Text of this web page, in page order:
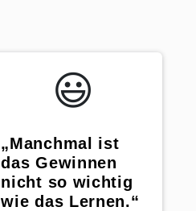
😃️
„Manchmal ist
das Gewinnen
nicht so wichtig
wie das Lernen.“